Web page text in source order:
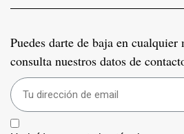
Puedes darte de baja en
consulta nuestros datos de